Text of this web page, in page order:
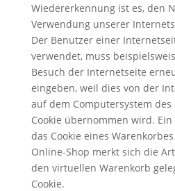
Wiedererkennung ist es, den
Verwendung unserer
Der Benutzer einer
verwendet, muss
Besuch der Internetseite
eingeben, weil dies von der
auf dem Computersystem
Cookie übernommen wird.
das Cookie eines
Online-Shop merkt sich die
den virtuellen Warenkorb
Cookie.